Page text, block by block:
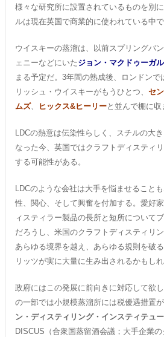
様々な研究所に設置されているものを別
ルは現在英国で商業的に使われている中で
ウイスキーの蒸溜は、以前スプリングバ
ェニーなどにいたジョン・マクドゥーガル
まる予定だ。3年間の熟成後、ロンドン
リッシュ・ウイスキーがもうひとつ、 セ
ムズ、 ヒックス&ヒーリーと並んで棚に収
LDCの熱意は伝染性らしく、スチルの大
なった今、英国ではクラフトディスティ
する可能性がある。
LDCのような会社は大手を悩ませること
性、関心、そして興奮を付加する。愛好
ィスティラー製品の長所と短所について
だろうし、米国のクラフトディスティリ
あらゆる境界を越え、あらゆる規則を破
リッツが実に大量に生み出されるかもしれ
政府にはこの発展に前向きに対応して欲
の一部では小規模蒸溜所には税優遇措置
ン・ディスティリング・インスティテュー
DISCUS（合衆国蒸留酒会議；大手企業